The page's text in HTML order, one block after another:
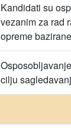
Kandidati su
vezanim za rad
opreme
cilju